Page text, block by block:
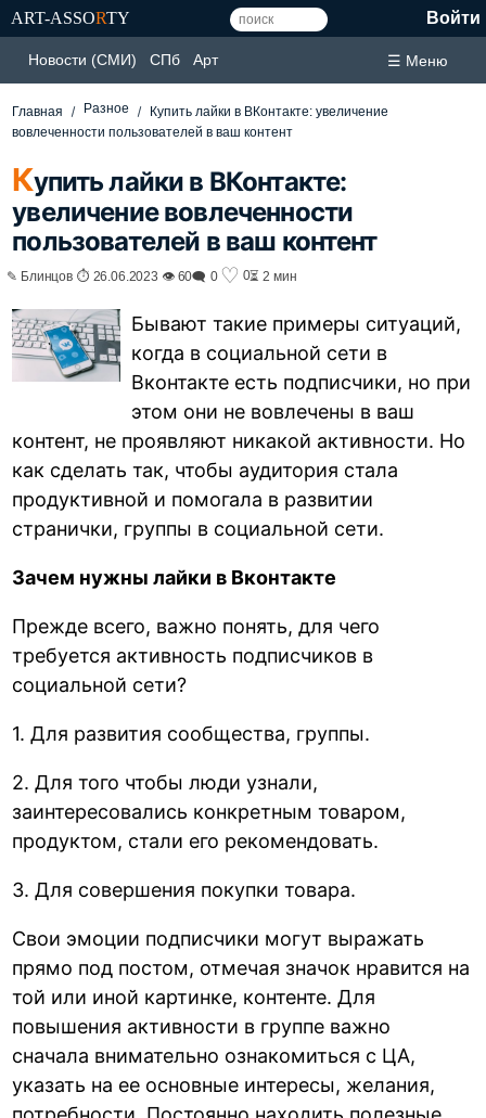
ART-ASSORTY Войти
Новости (СМИ) СПб Арт ☰ Меню
Главная Разное
Купить лайки в ВКонтакте: увеличение
вовлеченности пользователей в ваш контент
Купить лайки в ВКонтакте:
увеличение вовлеченности
пользователей в ваш контент
✎ Блинцов ⏱ 26.06.2023 👁 60🗨 0 ♡ 0⏳ 2 мин
Бывают такие примеры ситуаций,
когда в социальной сети в
Вконтакте есть подписчики, но при
этом они не вовлечены в ваш
контент, не проявляют никакой активности. Но
как сделать так, чтобы аудитория стала
продуктивной и помогала в развитии
странички, группы в социальной сети.
Зачем нужны лайки в Вконтакте
Прежде всего, важно понять, для чего
требуется активность подписчиков в
социальной сети?
1. Для развития сообщества, группы.
2. Для того чтобы люди узнали,
заинтересовались конкретным товаром,
продуктом, стали его рекомендовать.
3. Для совершения покупки товара.
Свои эмоции подписчики могут выражать
прямо под постом, отмечая значок нравится на
той или иной картинке, контенте. Для
повышения активности в группе важно
сначала внимательно ознакомиться с ЦА,
указать на ее основные интересы, желания,